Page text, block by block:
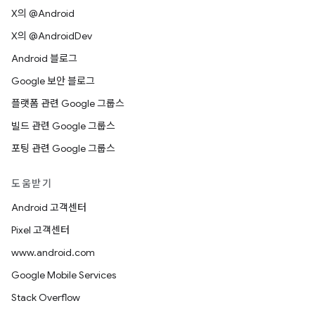
X의 @Android
X의 @AndroidDev
Android 블로그
Google 보안 블로그
플랫폼 관련 Google 그룹스
빌드 관련 Google 그룹스
포팅 관련 Google 그룹스
도움받기
Android 고객센터
Pixel 고객센터
www.android.com
Google Mobile Services
Stack Overflow